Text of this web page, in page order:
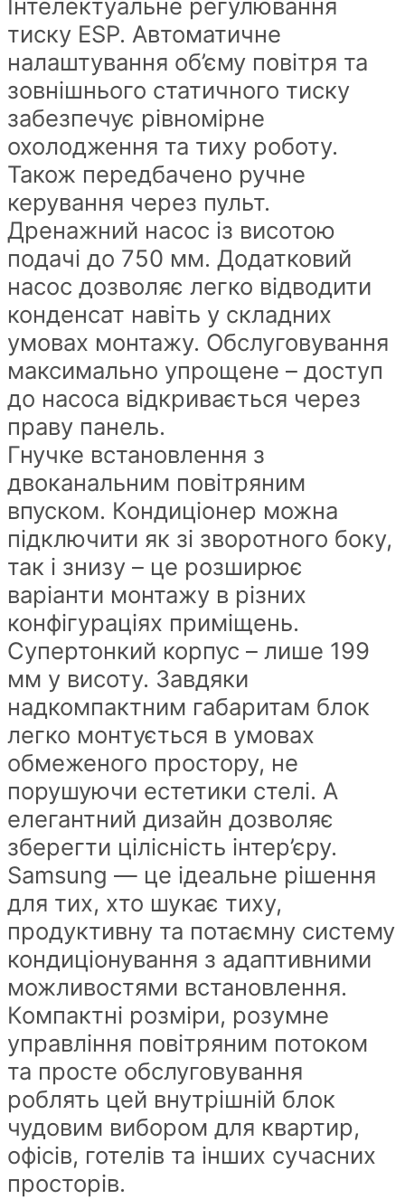
Інтелектуальне регулювання
тиску ESP. Автоматичне
налаштування об’єму повітря та
зовнішнього статичного тиску
забезпечує рівномірне
охолодження та тиху роботу.
Також передбачено ручне
керування через пульт.
Дренажний насос із висотою
подачі до 750 мм. Додатковий
насос дозволяє легко відводити
конденсат навіть у складних
умовах монтажу. Обслуговування
максимально упрощене – доступ
до насоса відкривається через
праву панель.
Гнучке встановлення з
двоканальним повітряним
впуском. Кондиціонер можна
підключити як зі зворотного боку,
так і знизу – це розширює
варіанти монтажу в різних
конфігураціях приміщень.
Супертонкий корпус – лише 199
мм у висоту. Завдяки
надкомпактним габаритам блок
легко монтується в умовах
обмеженого простору, не
порушуючи естетики стелі. А
елегантний дизайн дозволяє
зберегти цілісність інтер’єру.
Samsung — це ідеальне рішення
для тих, хто шукає тиху,
продуктивну та потаємну систему
кондиціонування з адаптивними
можливостями встановлення.
Компактні розміри, розумне
управління повітряним потоком
та просте обслуговування
роблять цей внутрішній блок
чудовим вибором для квартир,
офісів, готелів та інших сучасних
просторів.